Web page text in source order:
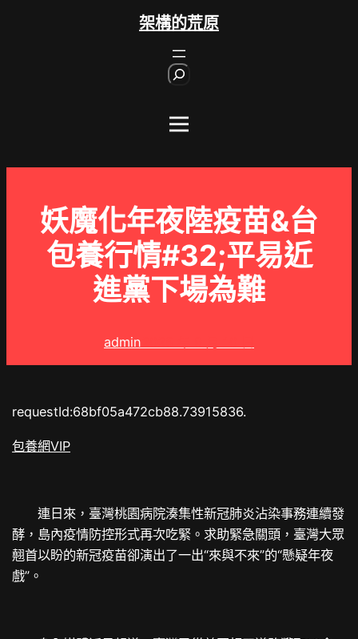
架構的荒原
妖魔化年夜陸疫苗&台
包養行情#32;平易近
進黨下場為難
admin
requestId:68bf05a472cb88.73915836.
包養網VIP
連日來，臺灣桃園病院湊集性新冠肺炎沾染事務連續發
酵，島內疫情防控形式再次吃緊。求助緊急關頭，臺灣大眾
翹首以盼的新冠疫苗卻演出了一出“來與不來”的“懸疑年夜
戲”。